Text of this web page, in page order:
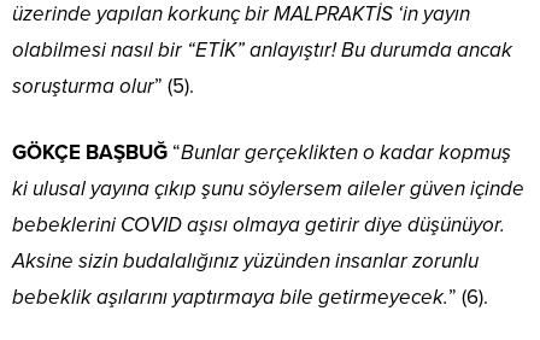
üzerinde yapılan korkunç bir MALPRAKTİS ‘in yayın
olabilmesi nasıl bir “ETİK” anlayıştır! Bu durumda ancak
soruşturma olur” (5).
GÖKÇE BAŞBUĞ “Bunlar gerçeklikten o kadar kopmuş
ki ulusal yayına çıkıp şunu söylersem aileler güven içinde
bebeklerini COVID aşısı olmaya getirir diye düşünüyor.
Aksine sizin budalalığınız yüzünden insanlar zorunlu
bebeklik aşılarını yaptırmaya bile getirmeyecek.” (6).